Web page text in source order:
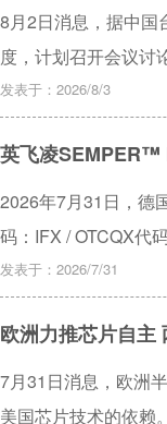
8月2日消息，据中国
度，计划召开会议讨
发表于：2026/8/3
英飞凌SEMPER™
2026年7月31日，德
码：IFX / OTCQX代
Inc.）AST2700 基板
发表于：2026/7/31
欧洲力推芯片自主
7月31日消息，欧洲
美国芯片技术的依赖。